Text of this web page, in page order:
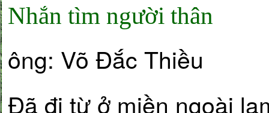
Nhắn tìm người thân
ông: Võ Đắc Thiều
Đã đi từ ở miền ngoài